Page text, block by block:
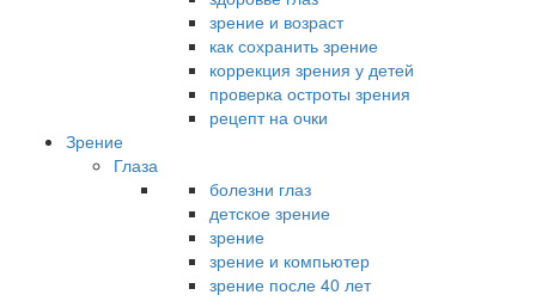
зрение и возраст
как сохранить зрение
коррекция зрения у детей
проверка остроты зрения
рецепт на очки
Зрение
Глаза
болезни глаз
детское зрение
зрение
зрение и компьютер
зрение после 40 лет